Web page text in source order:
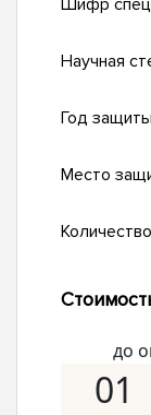
Шифр
Научная
Год
Место
до
01